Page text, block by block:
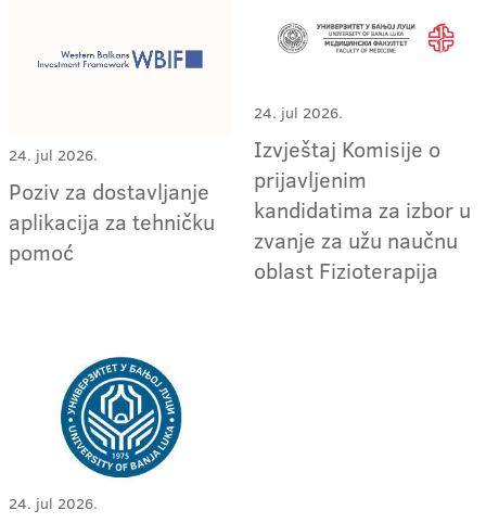
24. jul 2026.
Poziv za dostavljanje
aplikacija za tehničku
pomoć
24. jul 2026.
Izvještaj Komisije o
prijavljenim
kandidatima za izbor u
zvanje za užu naučnu
oblast Fizioterapija
24. jul 2026.